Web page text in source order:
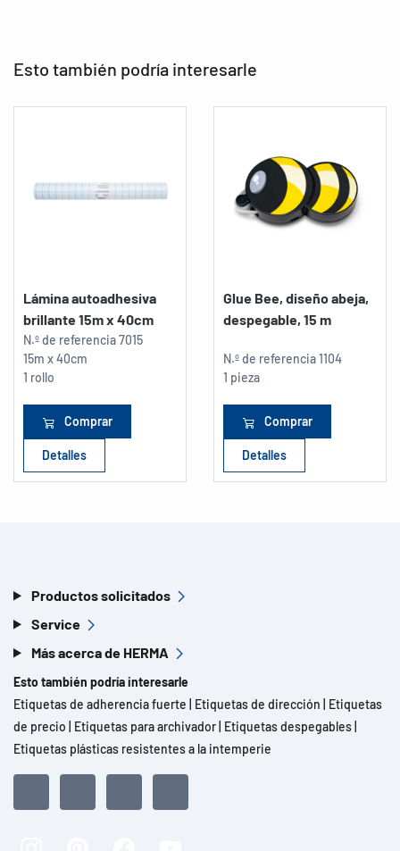
Esto también podría interesarle
Lámina autoadhesiva
brillante 15m x 40cm
N.º de referencia7015
15m x 40cm
1 rollo
Comprar
Detalles
Glue Bee, diseño abeja,
despegable, 15 m
N.º de referencia1104
1 pieza
Comprar
Detalles
Productos solicitados
Service
Más acerca de HERMA
Esto también podría interesarle
Etiquetas de adherencia fuerte
Etiquetas de dirección
Etiquetas
de precio
Etiquetas para archivador Etiquetas despegables
Etiquetas plásticas resistentes a la intemperie